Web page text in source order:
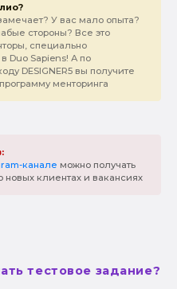
У вас мало опыта?
стороны? Все это
специально
Duo Sapiens! А по
DESIGNER5 вы получите
менторинга
канале можно получать
клиентах и вакансиях
тестовое задание?